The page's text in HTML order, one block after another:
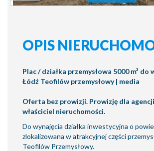
OPIS
Plac / działka przemysłowa 5000 m² do
Łódź Teofilów przemysłowy | media
Oferta bez prowizji. Prowizję dla
właściciel nieruchomości.
Do wynajęcia działka inwestycyjna o
zlokalizowana w atrakcyjnej części
Teofilów Przemysłowy.